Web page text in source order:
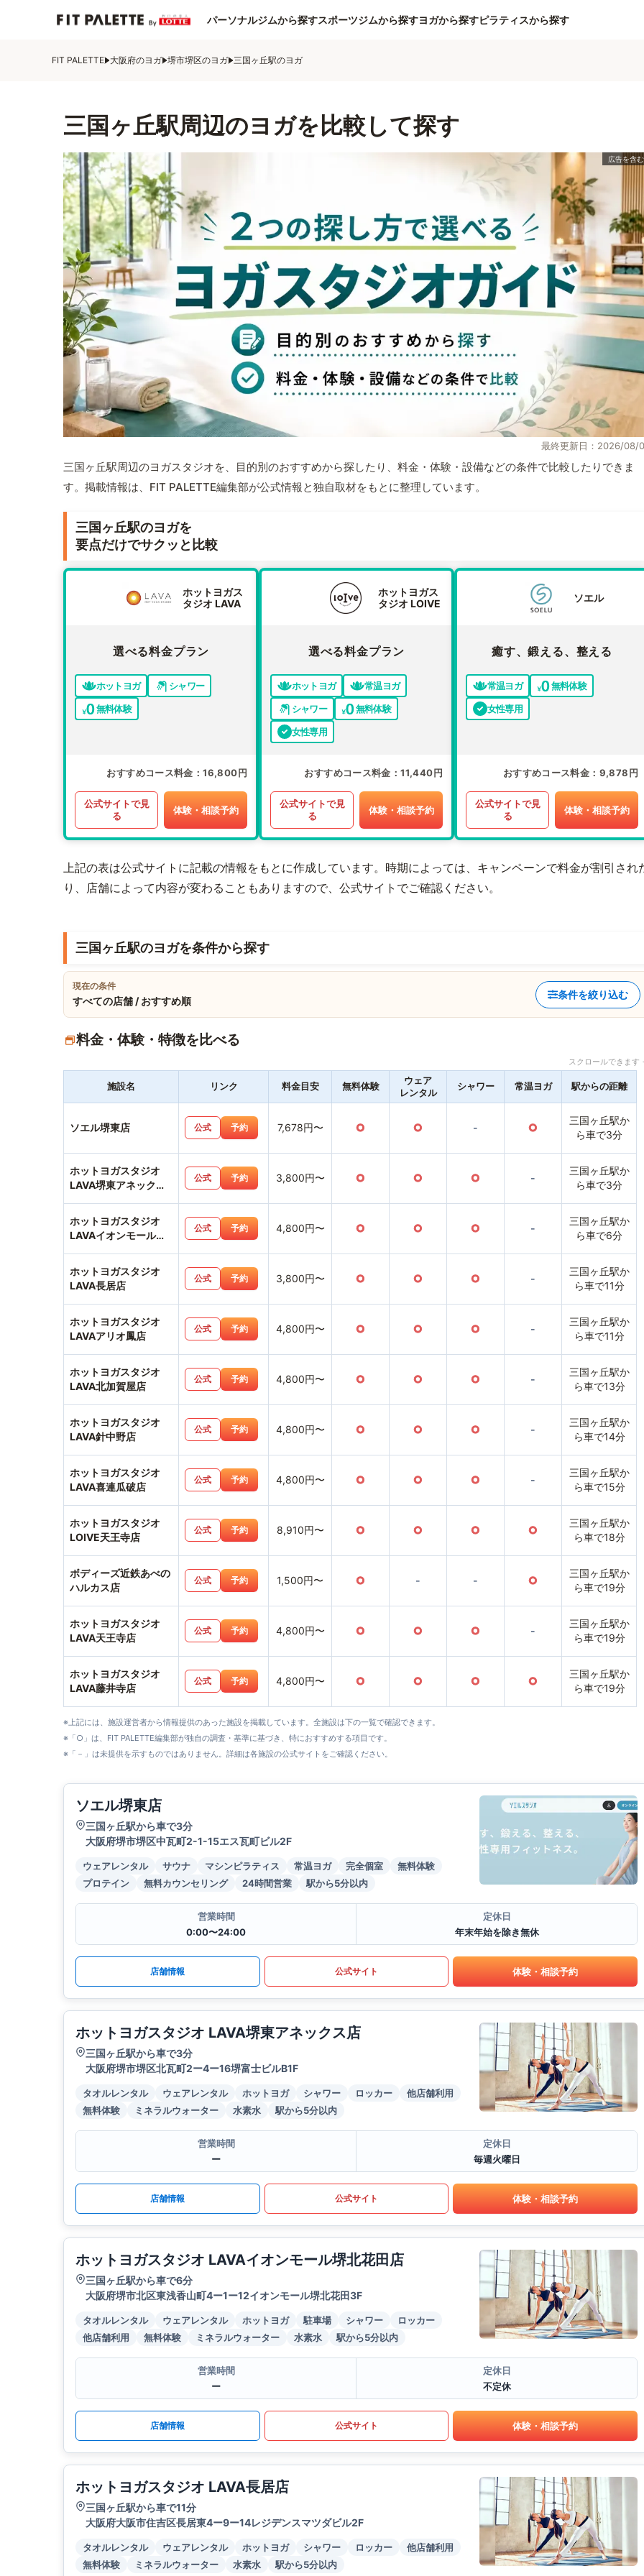
パーソナルジムから探すスポーツジムから探すヨガから探すピラティスから探す
FIT PALETTE 大阪府のヨガ 堺市堺区のヨガ 三国ヶ丘駅のヨガ
三国ヶ丘駅周辺のヨガを比較して探す
最終更新日：2026/08/
三国ヶ丘駅周辺のヨガスタジオを、目的別のおすすめから探したり、料金・体験・設備などの条件で比較したりできま
す。掲載情報は、FIT PALETTE編集部が公式情報と独自取材をもとに整理しています。
三国ヶ丘駅のヨガを
要点だけでサクッと比較
ホットヨガス
タジオ LAVA
選べる料金プラン
ホットヨガ
シャワー
無料体験
おすすめコース料金 16,800円
公式サイトで見
る
体験・相談予約
ホットヨガス
タジオ LOIVE
選べる料金プラン
ホットヨガ
常温ヨガ
シャワー
無料体験
女性専用
おすすめコース料金 11,440円
公式サイトで見
る
体験・相談予約
ソエル
癒す、鍛える、整える
常温ヨガ
無料体験
女性専用
おすすめコース料金 9,878円
公式サイトで見
る
体験・相談予約
上記の表は公式サイトに記載の情報をもとに作成しています。時期によっては、キャンペーンで料金が割引され
り、店舗によって内容が変わることもありますので、公式サイトでご確認ください。
三国ヶ丘駅のヨガを条件から探す
現在の条件
すべての店舗 / おすすめ順
条件を絞り込む
料金・体験・特徴を比べる
スクロールできま
施設名 リンク 料金目安 無料体験
ウェア
レンタル
シャワー 常温ヨガ 駅からの距離
ソエル堺東店 公式 予約 7,678円〜 ○ ○ - ○
三国ヶ丘駅か
ら車で3分
ホットヨガスタジオ
LAVA堺東アネックス
公式 予約 3,800円〜 ○ ○ ○ -
三国ヶ丘駅か
ら車で3分
ホットヨガスタジオ
LAVAイオンモール堺
公式 予約 4,800円〜 ○ ○ ○ -
三国ヶ丘駅か
ら車で6分
ホットヨガスタジオ
LAVA長居店
公式 予約 3,800円〜 ○ ○ ○ -
三国ヶ丘駅か
ら車で11分
ホットヨガスタジオ
LAVAアリオ鳳店
公式 予約 4,800円〜 ○ ○ ○ -
三国ヶ丘駅か
ら車で11分
ホットヨガスタジオ
LAVA北加賀屋店
公式 予約 4,800円〜 ○ ○ ○ -
三国ヶ丘駅か
ら車で13分
ホットヨガスタジオ
LAVA針中野店
公式 予約 4,800円〜 ○ ○ ○ -
三国ヶ丘駅か
ら車で14分
ホットヨガスタジオ
LAVA喜連瓜破店
公式 予約 4,800円〜 ○ ○ ○ -
三国ヶ丘駅か
ら車で15分
ホットヨガスタジオ
LOIVE天王寺店
公式 予約 8,910円〜 ○ ○ ○ ○
三国ヶ丘駅か
ら車で18分
ボディーズ近鉄あべの
ハルカス店
公式 予約 1,500円〜 ○ - - ○
三国ヶ丘駅か
ら車で19分
ホットヨガスタジオ
LAVA天王寺店
公式 予約 4,800円〜 ○ ○ ○ -
三国ヶ丘駅か
ら車で19分
ホットヨガスタジオ
LAVA藤井寺店
公式 予約 4,800円〜 ○ ○ ○ ○
三国ヶ丘駅か
ら車で19分
※上記には、施設運営者から情報提供のあった施設を掲載しています。全施設は下の一覧で確認できます。
※「○」は、FIT PALETTE編集部が独自の調査・基準に基づき、特におすすめする項目です。
※「－」は未提供を示すものではありません。詳細は各施設の公式サイトをご確認ください。
ソエル堺東店
三国ヶ丘駅から車で3分
大阪府堺市堺区中瓦町2-1-15エス瓦町ビル2F
ウェアレンタル サウナ マシンピラティス 常温ヨガ 完全個室
無料体験
プロテイン
無料カウンセリング 24時間営業 駅から5分以内
営業時間
0:00〜24:00
定休日
年末年始を除き無休
店舗情報 公式サイト 体験・相談予約
ホットヨガスタジオ LAVA堺東アネックス店
三国ヶ丘駅から車で3分
大阪府堺市堺区北瓦町2ー4ー16堺富士ビルB1F
タオルレンタル ウェアレンタル ホットヨガ シャワー ロッカー
他店舗利用
無料体験
ミネラルウォーター 水素水 駅から5分以内
営業時間
ー
定休日
毎週火曜日
店舗情報 公式サイト 体験・相談予約
ホットヨガスタジオ LAVAイオンモール堺北花田店
三国ヶ丘駅から車で6分
大阪府堺市北区東浅香山町4ー1ー12イオンモール堺北花田3F
タオルレンタル ウェアレンタル ホットヨガ 駐車場 シャワー
ロッカー
他店舗利用
無料体験 ミネラルウォーター 水素水 駅から5分以内
営業時間
ー
定休日
不定休
店舗情報 公式サイト 体験・相談予約
ホットヨガスタジオ LAVA長居店
三国ヶ丘駅から車で11分
大阪府大阪市住吉区長居東4ー9ー14レジデンスマツダビル2F
タオルレンタル ウェアレンタル ホットヨガ シャワー ロッカー
他店舗利用
無料体験
ミネラルウォーター 水素水 駅から5分以内